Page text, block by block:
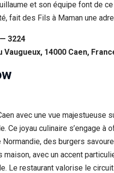
et son équipe font de
fait des Fils à Maman une
3224
Vaugueux, 14000 Caen,
avec une vue majestueuse
Ce joyau culinaire s’engage
des burgers
maison, avec un accent
Le restaurant valorise le